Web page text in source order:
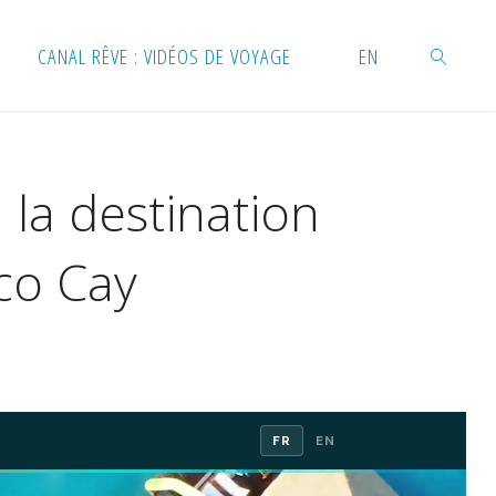
CANAL RÊVE : VIDÉOS DE VOYAGE EN
la destination
Cay
FR EN